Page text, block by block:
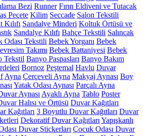
Bezi Runner Fırın Eldiveni ve Tutacak
Peçete Kilim Seccade Salon Tekstili
Sandalye Minderi Koltuk Örtüsü ve
Sandalye Kılıfı Bahçe Tekstili Salıncak
Odası Tekstili Bebek Yorganı Bebek
Takımı Bebek Battaniyesi Bebek
Tekstil Banyo Paspasları Banyo Bakım
Bornoz Peştemal Havlu Duvar
Ayna Çerçeveli Ayna Makyaj Aynası Boy
Yatak Odası Aynası Parçalı Ayna
Aynası Ayaklı Ayna Tablo Poster
Halısı ve Örtüsü Duvar Kağıtları
Kağıtları 3 Boyutlu Duvar Kağıtları Duvar
Dekoratif Duvar Kağıtları Yapışkanlı
Duvar Stickerları Çocuk Odası Duvar